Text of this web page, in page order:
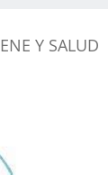
Y SALUD